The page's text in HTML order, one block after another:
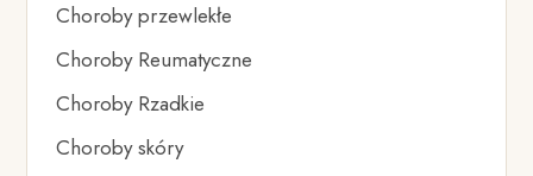
Choroby przewlekłe
Choroby Reumatyczne
Choroby Rzadkie
Choroby skóry